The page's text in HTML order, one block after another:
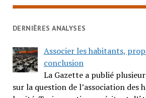
DERNIÈRES ANALYSES
Associer les habitants,
conclusion
La Gazette a publié
sur la question de l’association des